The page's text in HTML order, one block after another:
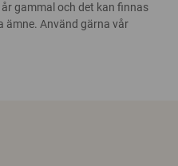
gammal och det kan finnas
ämne. Använd gärna vår